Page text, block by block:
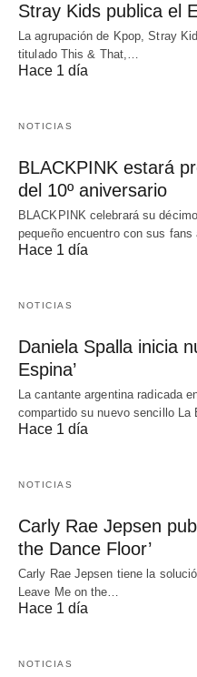
Stray Kids publica el
La agrupación de Kpop, Stray
titulado This & That,…
Hace 1 día
NOTICIAS
BLACKPINK estará
del 10º aniversario
BLACKPINK celebrará su
pequeño encuentro con sus
Hace 1 día
NOTICIAS
Daniela Spalla inicia
Espina’
La cantante argentina radicada
compartido su nuevo sencillo
Hace 1 día
NOTICIAS
Carly Rae Jepsen
the Dance Floor’
Carly Rae Jepsen tiene la
Leave Me on the…
Hace 1 día
NOTICIAS